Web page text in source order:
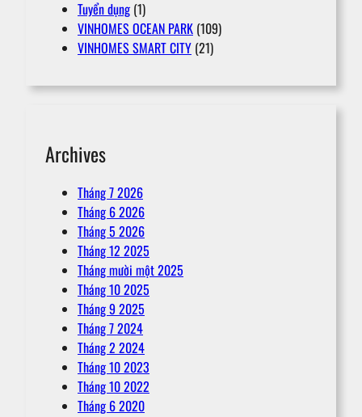
Tuyển dụng (1)
VINHOMES OCEAN PARK (109)
VINHOMES SMART CITY (21)
Archives
Tháng 7 2026
Tháng 6 2026
Tháng 5 2026
Tháng 12 2025
Tháng mười một 2025
Tháng 10 2025
Tháng 9 2025
Tháng 7 2024
Tháng 2 2024
Tháng 10 2023
Tháng 10 2022
Tháng 6 2020